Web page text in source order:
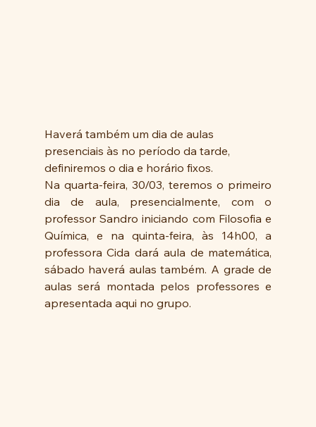
Haverá também um dia de aulas
presenciais às no período da tarde,
definiremos o dia e horário fixos.
Na quarta-feira, 30/03, teremos o primeiro
dia de aula, presencialmente, com o
professor Sandro iniciando com Filosofia e
Química, e na quinta-feira, às 14h00, a
professora Cida dará aula de matemática,
sábado haverá aulas também. A grade de
aulas será montada pelos professores e
apresentada aqui no grupo.